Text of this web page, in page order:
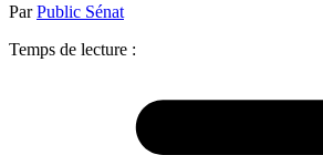
ParPublic Sénat
Temps de lecture :